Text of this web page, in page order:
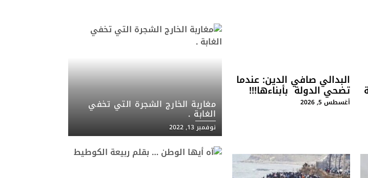
البدالي صافي الدين: عندما
تضحي الدولة بأبناءها!!!
أغسطس 5, 2026 مغاربة الخارج الشجرة التي تخفي
الغابة .
نوفمبر 13, 2022